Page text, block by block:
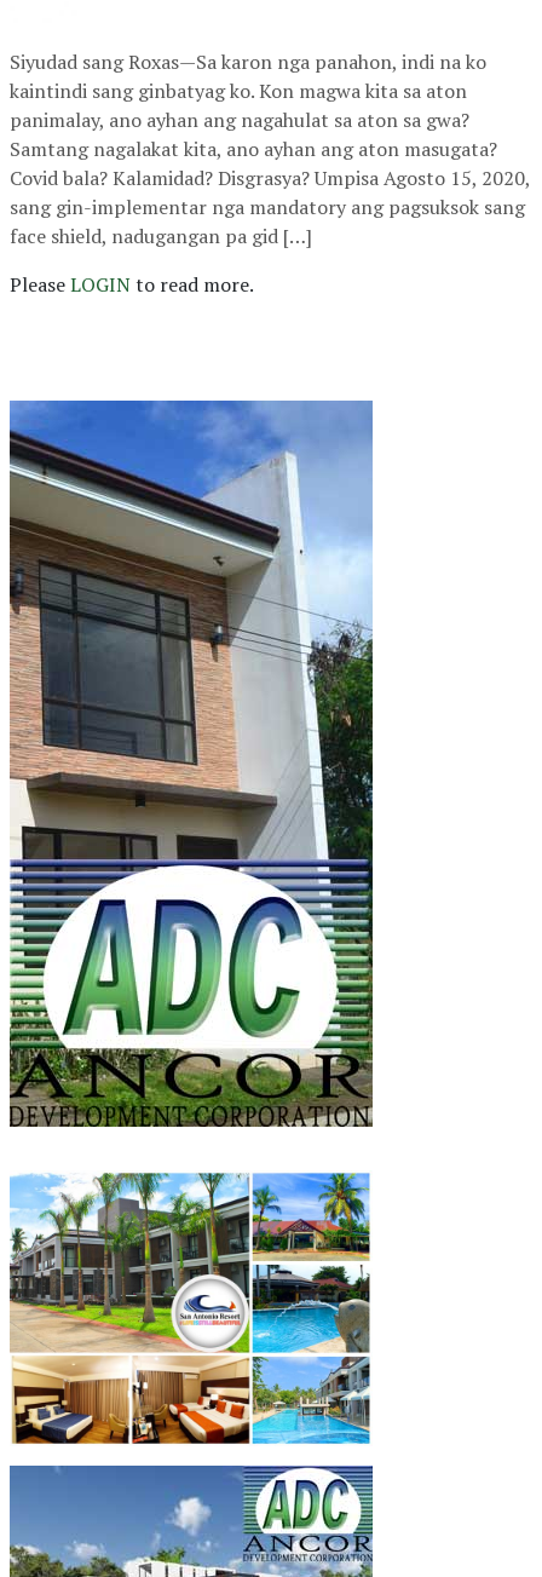
Siyudad sang Roxas—Sa karon nga panahon, indi na ko
kaintindi sang ginbatyag ko. Kon magwa kita sa aton
panimalay, ano ayhan ang nagahulat sa aton sa gwa?
Samtang nagalakat kita, ano ayhan ang aton masugata?
Covid bala? Kalamidad? Disgrasya? Umpisa Agosto 15, 2020,
sang gin-implementar nga mandatory ang pagsuksok sang
face shield, nadugangan pa gid […]
PleaseLOGINto read more.